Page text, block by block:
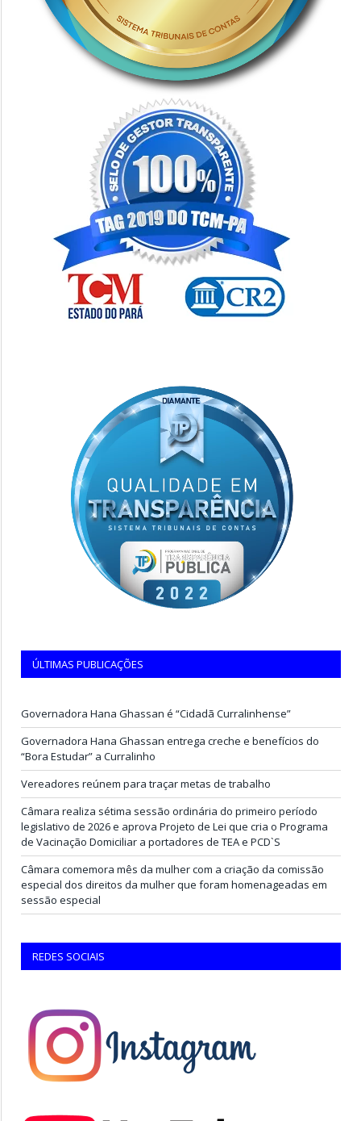
ÚLTIMAS PUBLICAÇÕES
Governadora Hana Ghassan é “Cidadã Curralinhense”
Governadora Hana Ghassan entrega creche e benefícios do
“Bora Estudar” a Curralinho
Vereadores reúnem para traçar metas de trabalho
Câmara realiza sétima sessão ordinária do primeiro período
legislativo de 2026 e aprova Projeto de Lei que cria o Programa
de Vacinação Domiciliar a portadores de TEA e PCD`S
Câmara comemora mês da mulher com a criação da comissão
especial dos direitos da mulher que foram homenageadas em
sessão especial
REDES SOCIAIS